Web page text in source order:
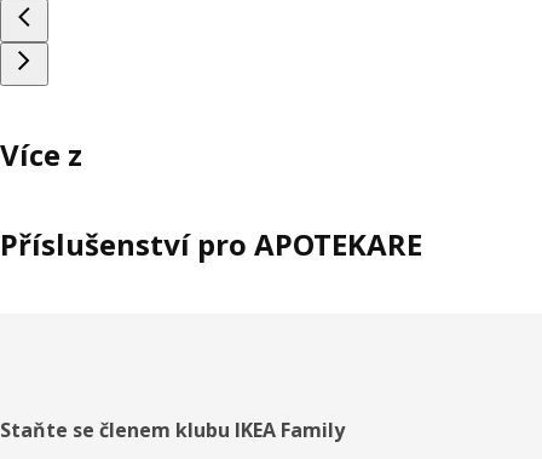
Více z
Příslušenství pro APOTEKARE
Zápatí
Staňte se členem klubu IKEA Family